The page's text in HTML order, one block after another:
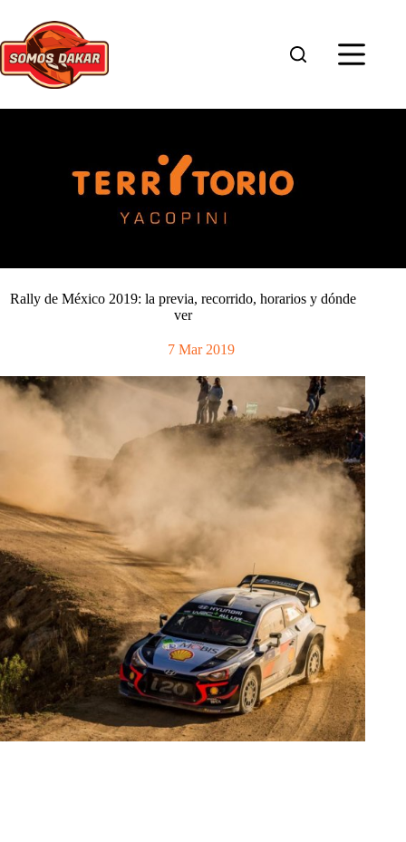
contenido
Rally de México 2019: la previa, recorrido, horarios y dónde
ver
7 Mar 2019